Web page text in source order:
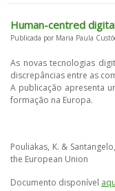
Human-centred
Publicada por Maria Paula
As novas tecnologias
discrepâncias entre as
A publicação apresenta
formação na Europa.
Pouliakas, K. &
the European Union
Documento disponível